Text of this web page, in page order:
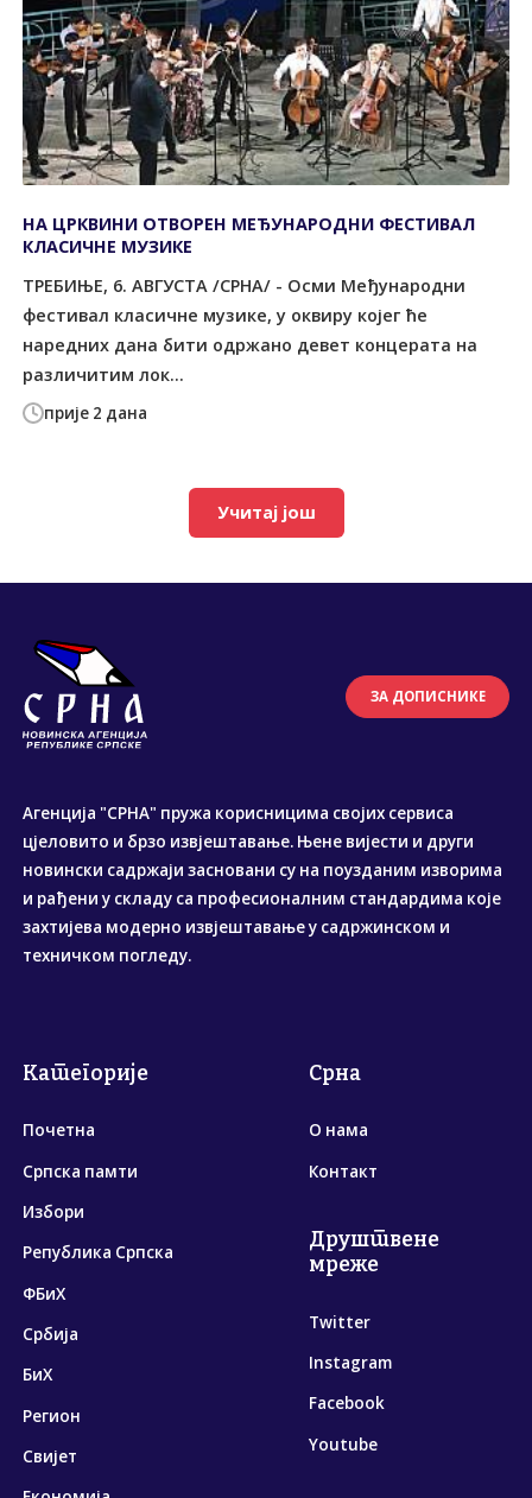
прије 2 дана
НА ЦРКВИНИ ОТВОРЕН МЕЂУНАРОДНИ ФЕСТИВАЛ
КЛАСИЧНЕ МУЗИКЕ
ТРЕБИЊЕ, 6. АВГУСТА /СРНА/ - Осми Међународни
фестивал класичне музике, у оквиру којег ће
наредних дана бити одржано девет концерата на
различитим лок...
Учитај још
ЗА ДОПИСНИКЕ
Агенција "СРНА" пружа корисницима својих сервиса
цјеловито и брзо извјештавање. Њене вијести и други
новински садржаји засновани су на поузданим изворима
и рађени у складу са професионалним стандардима које
захтијева модерно извјештавање у садржинском и
техничком погледу.
Категорије
Почетна
Српска памти
Избори
Република Српска
ФБиХ
Србија
БиХ
Регион
Свијет
Срна
О нама
Контакт
Друштвене
мреже
Twitter
Instagram
Facebook
Youtube